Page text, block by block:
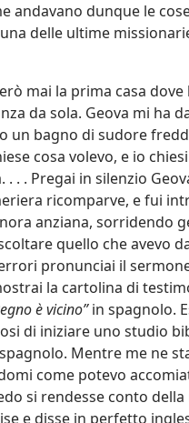
andavano dunque le
delle ultime
mai la prima casa
da sola. Geova mi ha
un bagno di sudore
cosa volevo, e io
. . . Pregai in silenzio
ricomparve, e fui
anziana, sorridendo
quello che avevo
pronunciai il
la cartolina di
è vicino”in spagnolo.
di iniziare uno studio
Mentre me ne
come potevo
si rendesse conto della
e disse in perfetto